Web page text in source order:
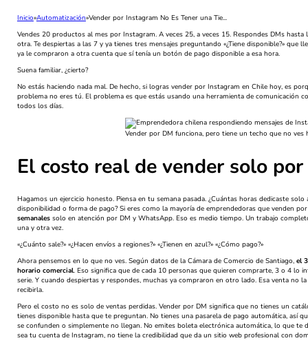
Inicio Automatización Vender por Instagram No Es Tener una Tie...
Vendes 20 productos al mes por Instagram. A veces 25, a veces 15. Respondes DMs
otra. Te despiertas a las 7 y ya tienes tres mensajes preguntando «¿Tiene disponible?» que
ya le compraron a otra cuenta que sí tenía un botón de pago disponible a esa hora.
Suena familiar, ¿cierto?
No estás haciendo nada mal. De hecho, si logras vender por Instagram en Chile hoy, es
problema no eres tú. El problema es que estás usando una herramienta de comunicación
todos los días.
Vender por DM funciona, pero tiene un techo que no ves
El costo real de vender solo
Hagamos un ejercicio honesto. Piensa en tu semana pasada. ¿Cuántas horas dedicaste
disponibilidad o forma de pago? Si eres como la mayoría de emprendedoras que venden
semanalessolo en atención por DM y WhatsApp. Eso es medio tiempo. Un trabajo
una y otra vez.
«¿Cuánto sale?» «¿Hacen envíos a regiones?» «¿Tienen en azul?» «¿Cómo pago?»
Ahora pensemos en lo que no ves. Según datos de la Cámara de Comercio de Santiago, el
horario comercial. Eso significa que de cada 10 personas que quieren comprarte, 3 o 4 lo
serie. Y cuando despiertas y respondes, muchas ya compraron en otro lado. Esa venta no
recibirla.
Pero el costo no es solo de ventas perdidas. Vender por DM significa que no tienes un
tienes disponible hasta que te preguntan. No tienes una pasarela de pago automática, así
se confunden o simplemente no llegan. No emites boleta electrónica automática, lo que te
sea tu cuenta de Instagram, no tiene la credibilidad que da un sitio web profesional con